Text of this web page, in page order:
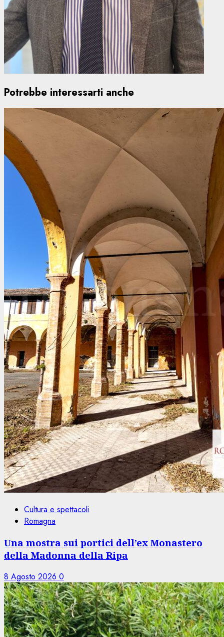
Potrebbe interessarti anche
Cultura e spettacoli
Romagna
Una mostra sui portici dell’ex Monastero
della Madonna della Ripa
8 Agosto 2026 0